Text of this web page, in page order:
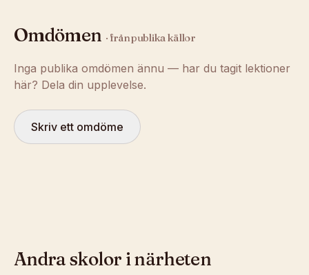
Omdömen · från publika källor
Inga publika omdömen ännu — har du tagit lektioner
här? Dela din upplevelse.
Skriv ett omdöme
Andra skolor i närheten